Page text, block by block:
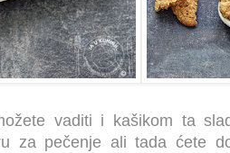
vaditi i kašikom ta
za pečenje ali tada ćete